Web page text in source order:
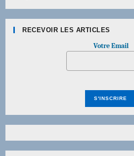
RECEVOIR LES ARTICLES
Votre Email